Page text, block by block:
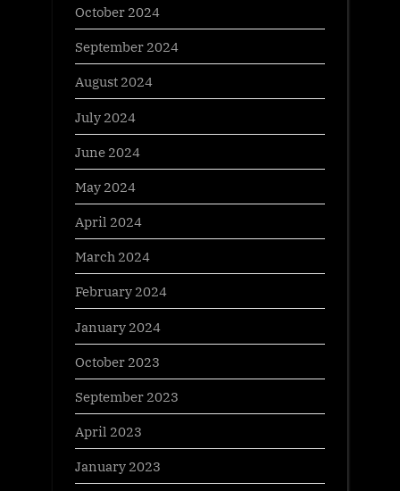
October 2024
September 2024
August 2024
July 2024
June 2024
May 2024
April 2024
March 2024
February 2024
January 2024
October 2023
September 2023
April 2023
January 2023